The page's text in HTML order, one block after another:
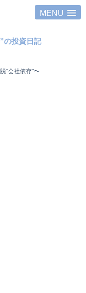
MENU
の投資日記
"会社依存"〜